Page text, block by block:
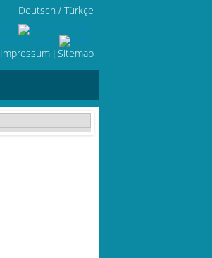
Deutsch /Türkçe
Impressum |Sitemap